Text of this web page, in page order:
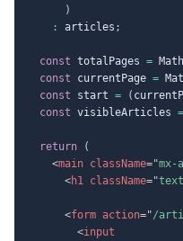
)
:
articles ;
const totalPages = Math
const currentPage =
const start = (
const visibleArticles =
return
(
<main className="mx-
<h1 className="
<form action="/
<input